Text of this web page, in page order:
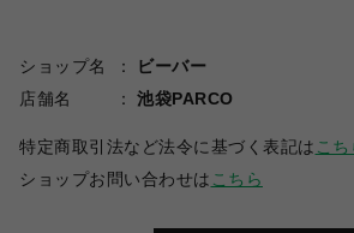
ショップ名
ビーバー
店舗名
池袋PARCO
特定商取引法など法令に基づく表記は こち
ショップお問い合わせは こちら